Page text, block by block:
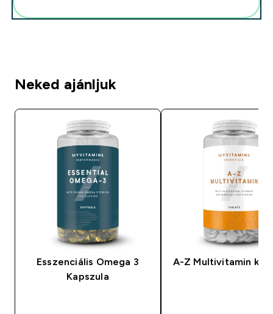
Neked ajánljuk
Esszenciális Omega 3
Kapszula
A-Z Multivitamin